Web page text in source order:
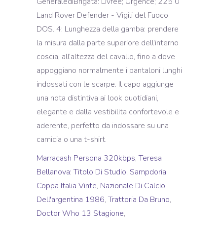
Marracash Persona 320kbps,Teresa
Bellanova: Titolo Di Studio, Sampdoria
Coppa Italia Vinte, Nazionale Di Calcio
Dell'argentina 1986,Trattoria Da Bruno,
Doctor Who 13 Stagione,